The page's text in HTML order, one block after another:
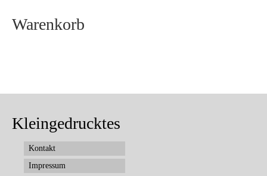
Warenkorb
Kleingedrucktes
Kontakt
Impressum